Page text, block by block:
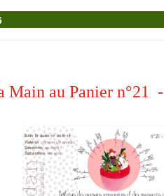
Main au Panier n°21 -